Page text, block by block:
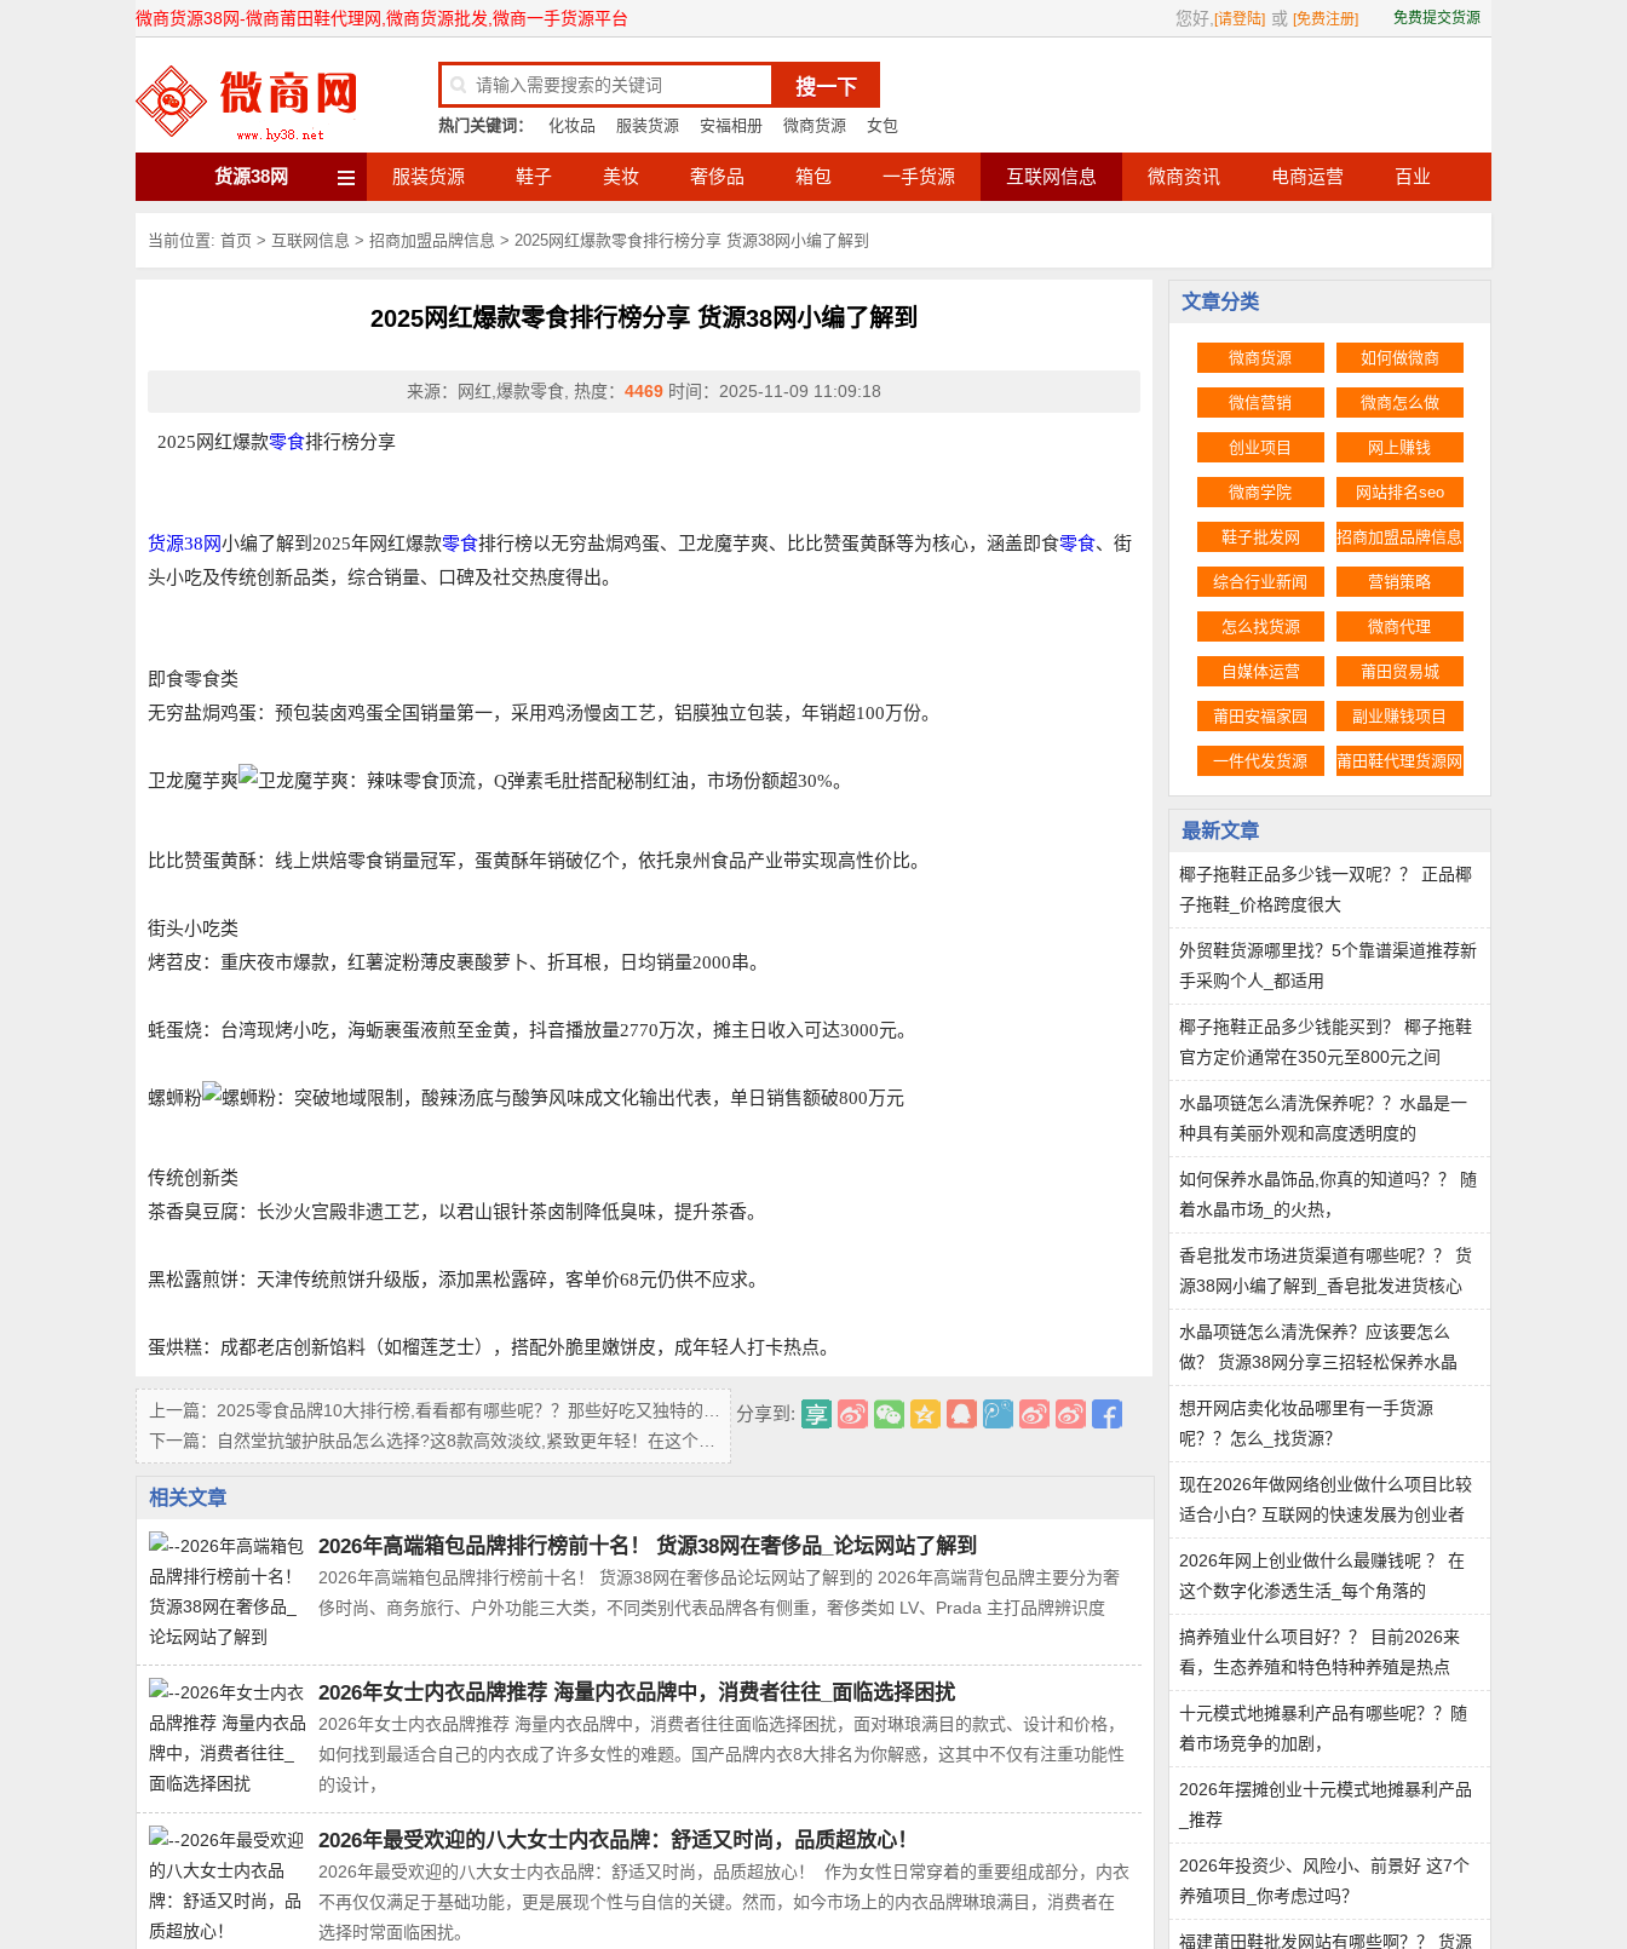
微商货源38网-微商莆田鞋代理网,微商货源批发,微商一手货源平台 您好, [请登陆] 或 [免费注册] 免费提交货源
搜一下
热门关键词： 化妆品 服装货源 安福相册 微商货源 女包
货源38网 服装货源 鞋子 美妆 奢侈品 箱包 一手货源 互联网信息 微商资讯 电商运营 百业
当前位置: 首页 > 互联网信息 > 招商加盟品牌信息 > 2025网红爆款零食排行榜分享 货源38网小编了解到
2025网红爆款零食排行榜分享 货源38网小编了解到
来源： 网红,爆款零食, 热度： 4469 时间： 2025-11-09 11:09:18
2025网红爆款零食排行榜分享
货源38网小编了解到2025年网红爆款零食排行榜以无穷盐焗鸡蛋、卫龙魔芋爽、比比赞蛋黄酥等为核心，涵盖即食零食、街
头小吃及传统创新品类，综合销量、口碑及社交热度得出。‌‌
即食零食类
‌无穷盐焗鸡蛋‌：预包装卤鸡蛋全国销量第一，采用鸡汤慢卤工艺，铝膜独立包装，年销超100万份。‌‌
‌卫龙魔芋爽‌ ：辣味零食顶流，Q弹素毛肚搭配秘制红油，市场份额超30%。‌‌
‌比比赞蛋黄酥‌：线上烘焙零食销量冠军，蛋黄酥年销破亿个，依托泉州食品产业带实现高性价比。‌‌
街头小吃类
‌烤苕皮‌：重庆夜市爆款，红薯淀粉薄皮裹酸萝卜、折耳根，日均销量2000串。‌‌
‌蚝蛋烧‌：台湾现烤小吃，海蛎裹蛋液煎至金黄，抖音播放量2770万次，摊主日收入可达3000元。‌‌
‌螺蛳粉‌ ：突破地域限制，酸辣汤底与酸笋风味成文化输出代表，单日销售额破800万元
传统创新类
‌茶香臭豆腐‌：长沙火宫殿非遗工艺，以君山银针茶卤制降低臭味，提升茶香。‌‌
‌黑松露煎饼‌：天津传统煎饼升级版，添加黑松露碎，客单价68元仍供不应求。‌‌
‌蛋烘糕‌：成都老店创新馅料（如榴莲芝士），搭配外脆里嫩饼皮，成年轻人打卡热点。‌‌
上一篇： 2025零食品牌10大排行榜,看看都有哪些呢？？那些好吃又独特的零食
下一篇：
自然堂抗皱护肤品怎么选择?这8款高效淡纹,紧致更年轻！在这个快节奏的时代
分享到:
相关文章
2026年高端箱包品牌排行榜前十名！ 货源38网在奢侈品_论坛网站了解到
2026年高端箱包品牌排行榜前十名！ 货源38网在奢侈品论坛网站了解到的 2026年高端背包品牌主要分为奢
侈时尚、商务旅行、户外功能三大类‌，不同类别代表品牌各有侧重，奢侈类如 LV、Prada 主打品牌辨识度
2026年女士内衣品牌推荐 海量内衣品牌中，消费者往往_面临选择困扰
2026年女士内衣品牌推荐 海量内衣品牌中，消费者往往面临选择困扰，面对琳琅满目的款式、设计和价格，
如何找到最适合自己的内衣成了许多女性的难题。国产品牌内衣8大排名为你解惑，这其中不仅有注重功能性
的设计，
2026年最受欢迎的八大女士内衣品牌：舒适又时尚，品质超放心！
2026年最受欢迎的八大女士内衣品牌：舒适又时尚，品质超放心！ 作为女性日常穿着的重要组成部分，内衣
不再仅仅满足于基础功能，更是展现个性与自信的关键。然而，如今市场上的内衣品牌琳琅满目，消费者在
选择时常面临困扰。
文章分类
微商货源 如何做微商
微信营销 微商怎么做
创业项目 网上赚钱
微商学院 网站排名seo
鞋子批发网 招商加盟品牌信息
综合行业新闻 营销策略
怎么找货源 微商代理
自媒体运营 莆田贸易城
莆田安福家园 副业赚钱项目
一件代发货源 莆田鞋代理货源网
最新文章
椰子拖鞋正品多少钱一双呢？？ 正品椰
子拖鞋_价格跨度很大
外贸鞋货源哪里找？5个靠谱渠道推荐新
手采购个人_都适用
椰子拖鞋正品多少钱能买到？ 椰子拖鞋
官方定价通常在350元至800元之间
水晶项链怎么清洗保养呢？？水晶是一
种具有美丽外观和高度透明度的
如何保养水晶饰品,你真的知道吗？？ 随
着水晶市场_的火热，
香皂批发市场进货渠道有哪些呢？？ 货
源38网小编了解到_香皂批发进货核心
水晶项链怎么清洗保养？应该要怎么
做？ 货源38网分享三招轻松保养水晶
想开网店卖化妆品哪里有一手货源
呢？？怎么_找货源？
现在2026年做网络创业做什么项目比较
适合小白? 互联网的快速发展为创业者
2026年网上创业做什么最赚钱呢 ？ 在
这个数字化渗透生活_每个角落的
搞养殖业什么项目好？？ 目前2026来
看，‌生态养殖和特色特种养殖‌是热点
十元模式地摊暴利产品有哪些呢？？随
着市场竞争的加剧，
2026年摆摊创业十元模式地摊暴利产品
_推荐
2026年投资少、风险小、前景好 这7个
养殖项目_你考虑过吗？
福建莆田鞋批发网站有哪些啊？？ 货源